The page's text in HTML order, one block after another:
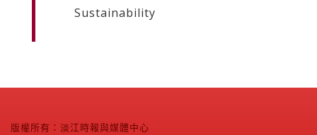
Sustainability
版權所有：淡江時報與媒體中心